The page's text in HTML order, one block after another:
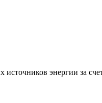
энергии за